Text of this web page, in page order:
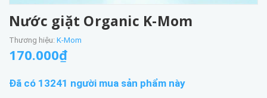
Nước giặt Organic K-Mom
Thương hiệu: K-Mom
170.000₫
Đã có 13241 người mua sản phẩm này